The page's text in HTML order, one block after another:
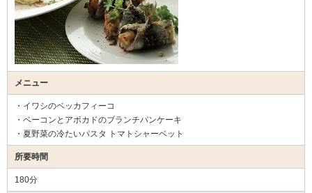
メニュー
・イワシのベッカフィーコ
・ベーコンとアボカドのブランチパンケーキ
・夏野菜の冷たいパスタ トマトシャーベット
所要時間
180分